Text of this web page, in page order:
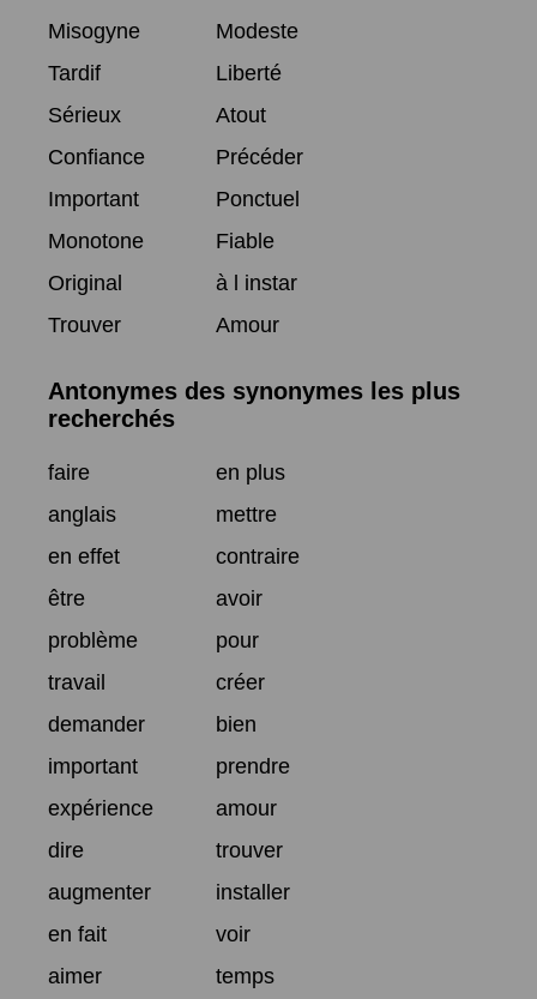
Misogyne
Modeste
Tardif
Liberté
Sérieux
Atout
Confiance
Précéder
Important
Ponctuel
Monotone
Fiable
Original
à l instar
Trouver
Amour
Antonymes des synonymes les plus
recherchés
faire
en plus
anglais
mettre
en effet
contraire
être
avoir
problème
pour
travail
créer
demander
bien
important
prendre
expérience
amour
dire
trouver
augmenter
installer
en fait
voir
aimer
temps